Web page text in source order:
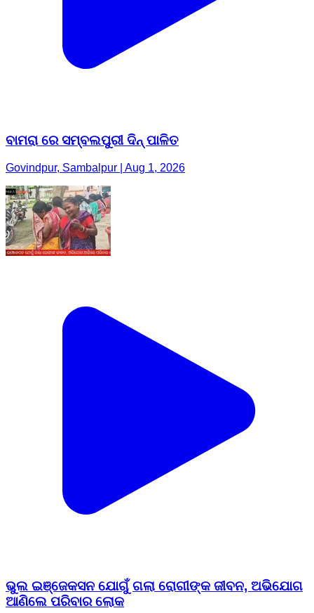
ବାମରା ରେ ସମ୍ବଲପୁରୀ ଦିନ୍ ପାଳିତ
Govindpur, Sambalpur | Aug 1, 2026
ଭୁଲ ଇଞ୍ଜେକସନ ଯୋଗୁଁ ଗଲା ରୋଗୀଙ୍କ ଜୀବନ, ଅଭିଯୋଗ
ଆଣିଲେ ପରିବାର ଲୋକ